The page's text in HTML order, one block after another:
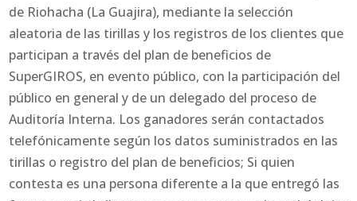
de Riohacha (La Guajira), mediante la selección
aleatoria de las tirillas y los registros de los clientes que
participan a través del plan de beneficios de
SuperGIROS, en evento público, con la participación del
público en general y de un delegado del proceso de
Auditoría Interna. Los ganadores serán contactados
telefónicamente según los datos suministrados en las
tirillas o registro del plan de beneficios; Si quien
contesta es una persona diferente a la que entregó las